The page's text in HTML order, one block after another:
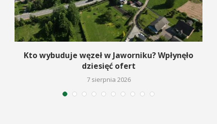
Kto wybuduje węzeł w Jaworniku? Wpłynęło
dziesięć ofert
7 sierpnia 2026